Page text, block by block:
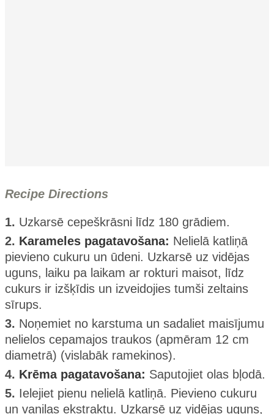
Recipe Directions
1. Uzkarsē cepeškrāsni līdz 180 grādiem.
2. Karameles pagatavošana: Nelielā katliņā
pievieno cukuru un ūdeni. Uzkarsē uz vidējas
uguns, laiku pa laikam ar rokturi maisot, līdz
cukurs ir izšķīdis un izveidojies tumši zeltains
sīrups.
3. Noņemiet no karstuma un sadaliet maisījumu
nelielos cepamajos traukos (apmēram 12 cm
diametrā) (vislabāk ramekinos).
4. Krēma pagatavošana: Saputojiet olas bļodā.
5. Ielejiet pienu nelielā katliņā. Pievieno cukuru
un vaniļas ekstraktu. Uzkarsē uz vidējas uguns,